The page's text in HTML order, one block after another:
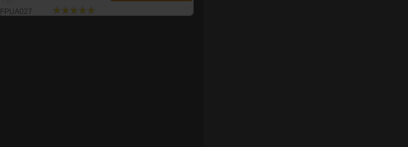
FPUA027